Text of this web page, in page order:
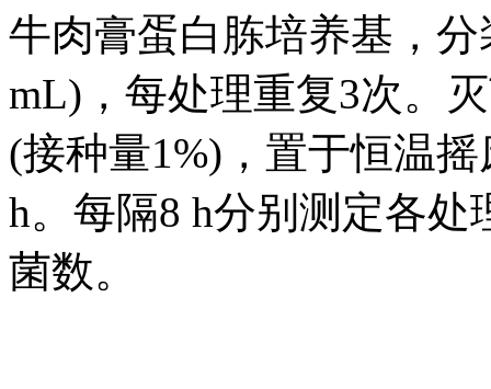
牛肉膏蛋白胨培养基，
mL)，每处理重复3次。
(接种量1%)，置于恒温
h。每隔8 h分别测定各处
菌数。